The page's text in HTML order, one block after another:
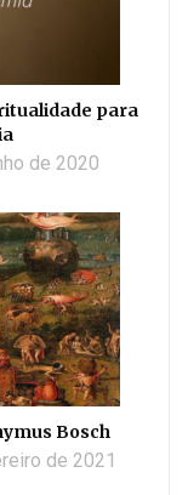
para
de 2020
Bosch
de 2021